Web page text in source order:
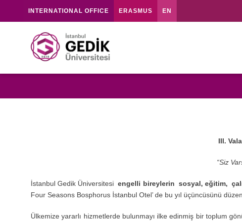
INTERNATIONAL OFFICE ERASMUS EN
III.
“Siz
İstanbul Gedik Üniversitesiengelli bireylerin sosyal, eğitim,
Four Seasons Bosphorus İstanbul Otel’ de bu yıl üçüncüsünü
Ülkemize yararlı hizmetlerde bulunmayı ilke edinmiş bir toplum